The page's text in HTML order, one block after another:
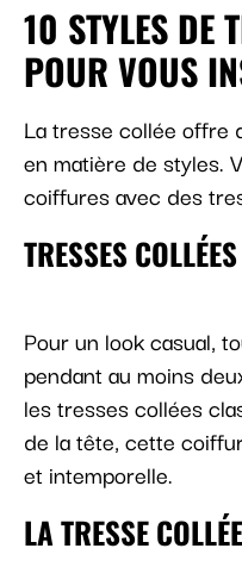
10 STYLES DE
POUR VOUS
La tresse collée offre
en matière de styles.
coiffures avec des
TRESSES
Pour un look casual,
pendant au moins
les tresses collées
de la tête, cette
et intemporelle.
LA TRESSE